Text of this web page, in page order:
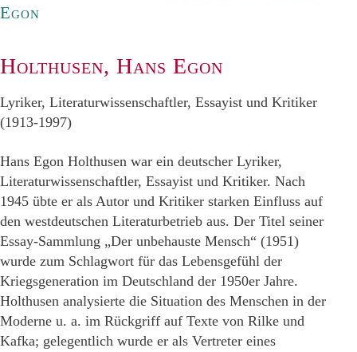
Egon
Holthusen, Hans Egon
Lyriker, Literaturwissenschaftler, Essayist und Kritiker
(1913-1997)
Hans Egon Holthusen war ein deutscher Lyriker,
Literaturwissenschaftler, Essayist und Kritiker. Nach
1945 übte er als Autor und Kritiker starken Einfluss auf
den westdeutschen Literaturbetrieb aus. Der Titel seiner
Essay-Sammlung „Der unbehauste Mensch“ (1951)
wurde zum Schlagwort für das Lebensgefühl der
Kriegsgeneration im Deutschland der 1950er Jahre.
Holthusen analysierte die Situation des Menschen in der
Moderne u. a. im Rückgriff auf Texte von Rilke und
Kafka; gelegentlich wurde er als Vertreter eines